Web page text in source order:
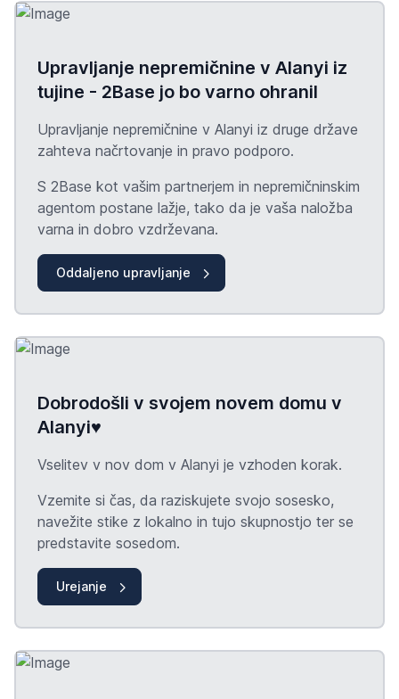
Upravljanje nepremičnine v Alanyi iz
tujine - 2Base jo bo varno ohranil
Upravljanje nepremičnine v Alanyi iz druge države
zahteva načrtovanje in pravo podporo.
S 2Base kot vašim partnerjem in nepremičninskim
agentom postane lažje, tako da je vaša naložba
varna in dobro vzdrževana.
Oddaljeno upravljanje
Dobrodošli v svojem novem domu v
Alanyi♥️
Vselitev v nov dom v Alanyi je vzhoden korak.
Vzemite si čas, da raziskujete svojo sosesko,
navežite stike z lokalno in tujo skupnostjo ter se
predstavite sosedom.
Urejanje